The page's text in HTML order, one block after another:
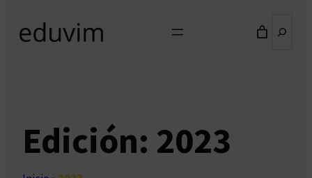
Edición: 2023